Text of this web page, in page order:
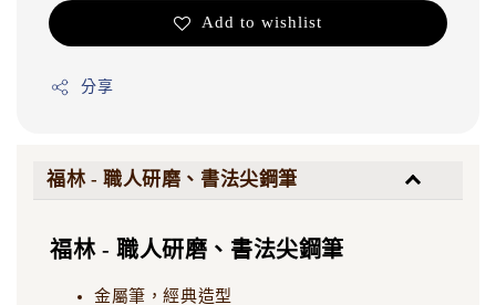
Add to wishlist
分享
福林 - 職人研磨、書法尖鋼筆
福林 - 職人研磨、書法尖鋼筆
金屬筆，經典造型